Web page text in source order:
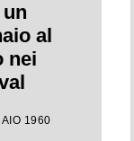
al
nei
1960